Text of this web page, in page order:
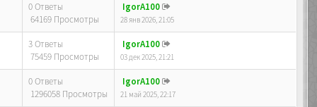
0 Ответы
64169 Просмотры
IgorA100
28 янв 2026, 21:05
3 Ответы
75459 Просмотры
IgorA100
03 дек 2025, 21:21
0 Ответы
1296058 Просмотры
IgorA100
21 май 2025, 22:17